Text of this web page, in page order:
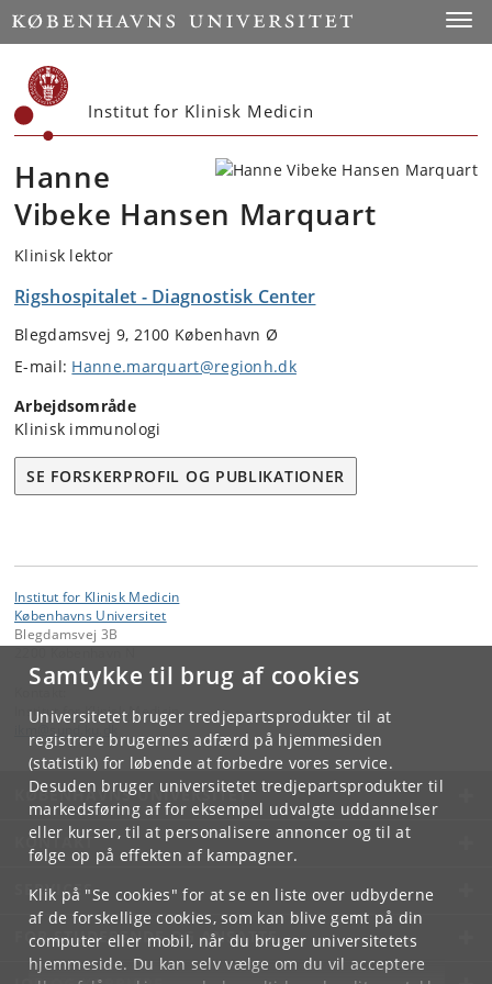
Samtykke til brug af cookies
Universitetet bruger tredjepartsprodukter til at
registrere brugernes adfærd på hjemmesiden
(statistik) for løbende at forbedre vores service.
Desuden bruger universitetet tredjepartsprodukter til
markedsføring af for eksempel udvalgte uddannelser
eller kurser, til at personalisere annoncer og til at
følge op på effekten af kampagner.
Klik på "Se cookies" for at se en liste over udbyderne
af de forskellige cookies, som kan blive gemt på din
computer eller mobil, når du bruger universitetets
hjemmeside. Du kan selv vælge om du vil acceptere
Start
Institut for Klinisk Medicin
Hanne
Vibeke Hansen Marquart
Klinisk lektor
Rigshospitalet - Diagnostisk Center
Blegdamsvej 9, 2100 København Ø
E-mail: Hanne.marquart@regionh.dk
Arbejdsområde
Klinisk immunologi
SE FORSKERPROFIL OG PUBLIKATIONER
Institut for Klinisk Medicin
Københavns Universitet
Blegdamsvej 3B
Institut for Klinisk Medicin
KØBENHAVNS UNIVERSITET
KONTAKT
SERVICES
FOR STUDERENDE OG ANSATTE